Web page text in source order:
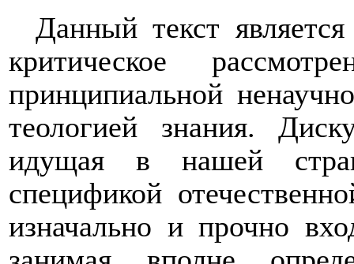
Данный текст
критическое
принципиальной
теологией знания.
идущая в нашей
спецификой
изначально и прочно